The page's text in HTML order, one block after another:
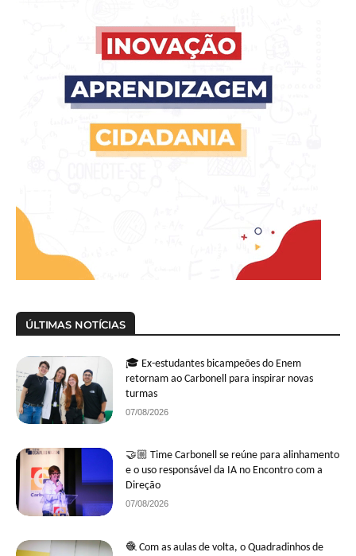
ÚLTIMAS NOTÍCIAS
🎓 Ex-estudantes bicampeões do Enem
retornam ao Carbonell para inspirar novas
turmas
07/08/2026
🤝🏼 Time Carbonell se reúne para alinhamento
e o uso responsável da IA no Encontro com a
Direção
07/08/2026
🧶 Com as aulas de volta, o Quadradinhos de